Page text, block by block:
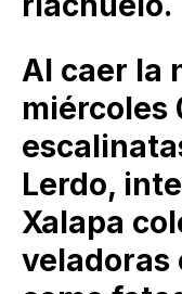
Al caer la
miércoles
Lerdo,
Xalapa
veladoras